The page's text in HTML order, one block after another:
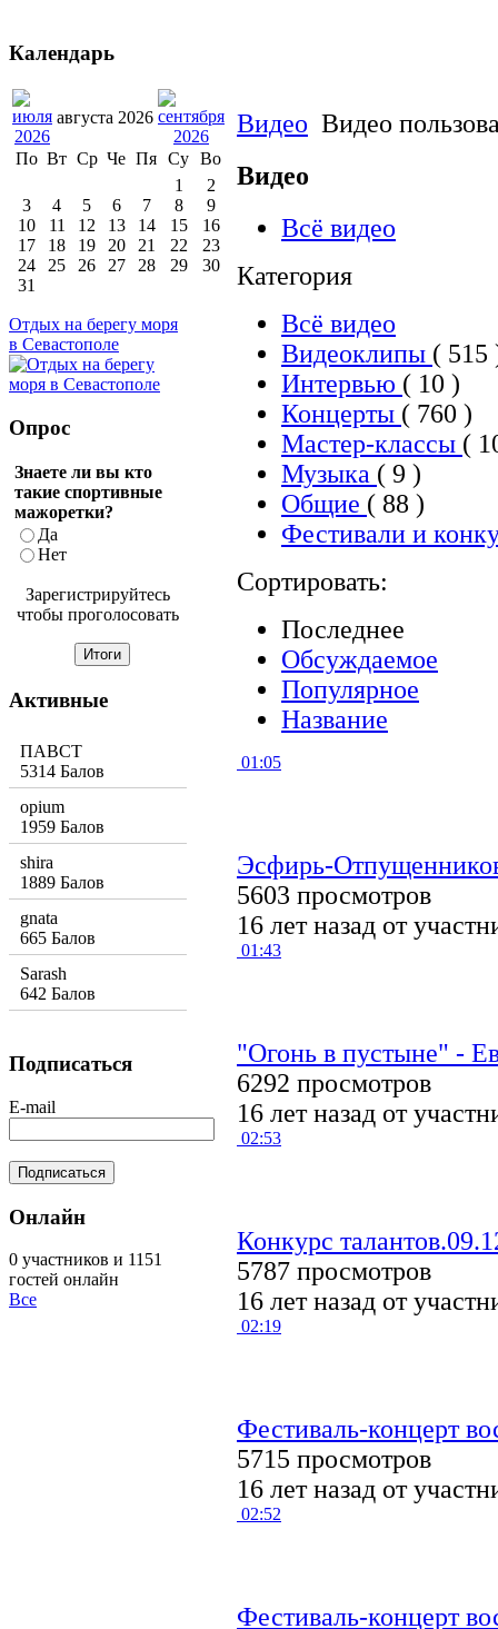
Видео Видео
Видео
Всё видео
Категория
Всё видео
Видеоклипы ( 515
Интервью ( 10 )
Концерты ( 760 )
Мастер-классы (
Музыка ( 9 )
Общие ( 88 )
Фестивали и
Сортировать:
Последнее
Обсуждаемое
Популярное
Название
01:05
Эсфирь-
5603 просмотров
16 лет назад от
01:43
"Огонь в пустыне" -
6292 просмотров
16 лет назад от
02:53
Конкурс
5787 просмотров
16 лет назад от
02:19
Фестиваль-концерт
5715 просмотров
16 лет назад от
02:52
Фестиваль-концерт
Календарь
августа 2026
По Вт Ср Че Пя Су Во
1
2
3
4 5 6 7 8
9
10
11 12 13 14 15
16
17
18 19 20 21 22
23
24
25 26 27 28 29
30
31
Отдых на берегу моря
в Севастополе
Опрос
Знаете ли вы кто
такие спортивные
мажоретки?
Да
Нет
Зарегистрируйтесь
чтобы проголосовать
Активные
ПАВСТ
5314 Балов
opium
1959 Балов
shira
1889 Балов
gnata
665 Балов
Sarash
642 Балов
Подписаться
E-mail
Онлайн
0 участников и 1151
гостей онлайн
Все